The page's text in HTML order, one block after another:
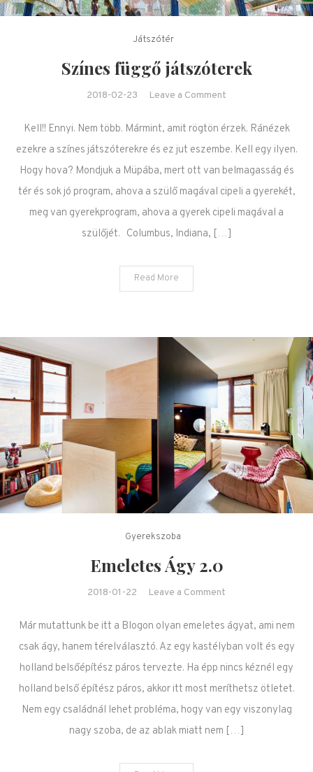
Játszótér
Színes függő játszóterek
2018-02-23 Leave a Comment
Kell!! Ennyi. Nem több. Mármint, amit rögtön érzek. Ránézek
ezekre a színes játszóterekre és ez jut eszembe. Kell egy ilyen.
Hogy hova? Mondjuk a Müpába, mert ott van belmagasság és
tér és sok jó program, ahova a szülő magával cipeli a gyerekét,
meg van gyerekprogram, ahova a gyerek cipeli magával a
szülőjét. Columbus, Indiana, […]
Read More
Gyerekszoba
Emeletes Ágy 2.0
2018-01-22 Leave a Comment
Már mutattunk be itt a Blogon olyan emeletes ágyat, ami nem
csak ágy, hanem térelválasztó. Az egy kastélyban volt és egy
holland belsőépítész páros tervezte. Ha épp nincs kéznél egy
holland belső építész páros, akkor itt most meríthetsz ötletet.
Nem egy családnál lehet probléma, hogy van egy viszonylag
nagy szoba, de az ablak miatt nem […]